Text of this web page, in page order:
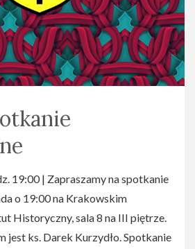
19:00 | Zapraszamy na spotkanie
o 19:00 na Krakowskim
Historyczny, sala 8 na III piętrze.
jest ks. Darek Kurzydło. Spotkanie